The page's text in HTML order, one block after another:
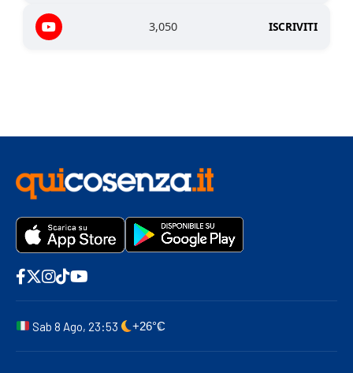
3,050 ISCRIVITI
Sab 8 Ago, 23:53 +26°C